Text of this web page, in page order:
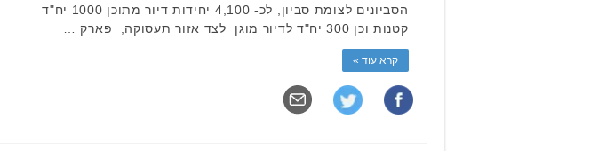
הסביונים לצומת סביון, לכ- 4,100 יחידות דיור מתוכן 1000 יח"ד
קטנות וכן 300 יח"ד לדיור מוגן לצד אזור תעסוקה, פארק …
קרא עוד »